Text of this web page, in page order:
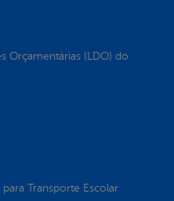
Orçamentárias (LDO) do
Transporte Escolar